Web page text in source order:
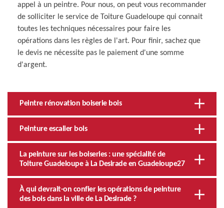
appel à un peintre. Pour nous, on peut vous recommander
de solliciter le service de Toiture Guadeloupe qui connait
toutes les techniques nécessaires pour faire les
opérations dans les règles de l'art. Pour finir, sachez que
le devis ne nécessite pas le paiement d'une somme
d'argent.
Peintre rénovation boiserie bois
Peinture escalier bois
La peinture sur les boiseries : une spécialité de
Toiture Guadeloupe à La Desirade en Guadeloupe27
À qui devrait-on confier les opérations de peinture
des bois dans la ville de La Desirade ?